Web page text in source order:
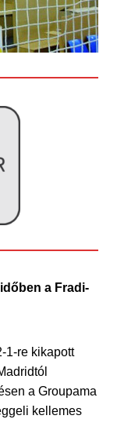
a Fradi-
1-re kikapott
a Groupama
kellemes